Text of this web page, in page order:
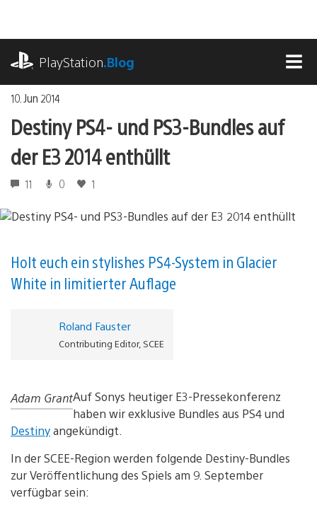
springen
PlayStation.Blog
10. Jun 2014
Destiny PS4- und PS3-Bundles auf
der E3 2014 enthüllt
11 0 1
Holt euch ein stylishes PS4-System in Glacier
White in limitierter Auflage
Roland Fauster
Contributing Editor, SCEE
Adam GrantAuf Sonys heutiger E3-Pressekonferenz
haben wir exklusive Bundles aus PS4 und
Destinyangekündigt.
In der SCEE-Region werden folgende Destiny-Bundles
zur Veröffentlichung des Spiels am 9. September
verfügbar sein: